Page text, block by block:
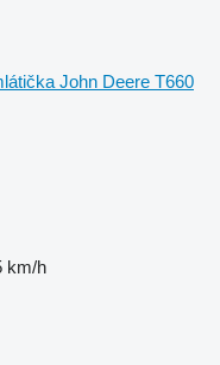
John Deere T660
km/h